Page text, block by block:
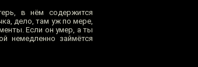
в нём содержится
дело, там уж по мере,
Если он умер, а ты
немедленно займётся